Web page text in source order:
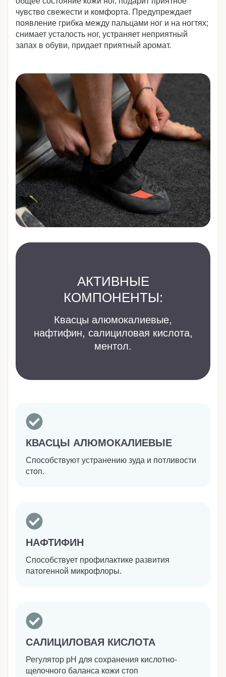
чувство свежести и комфорта. Предупреждает
появление грибка между пальцами ног и на ногтях;
снимает усталость ног, устраняет неприятный
запах в обуви, придает приятный аромат.
АКТИВНЫЕ
КОМПОНЕНТЫ:
Квасцы алюмокалиевые,
нафтифин, салициловая кислота,
ментол.
КВАСЦЫ АЛЮМОКАЛИЕВЫЕ
Способствуют устранению зуда и потливости
стоп.
НАФТИФИН
Способствует профилактике развития
патогенной микрофлоры.
САЛИЦИЛОВАЯ КИСЛОТА
Регулятор рН для сохранения кислотно-
щелочного баланса кожи стоп